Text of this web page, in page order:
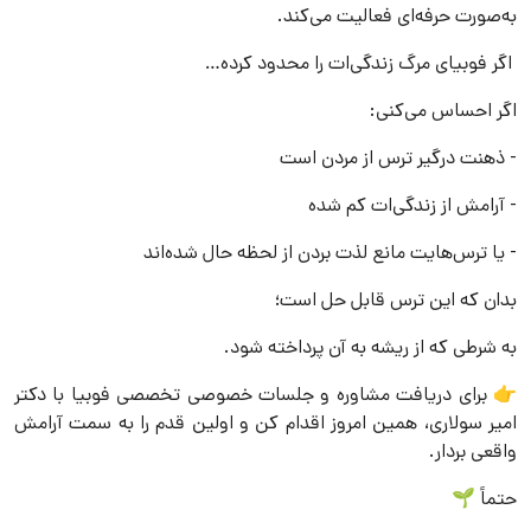
به‌صورت حرفه‌ای فعالیت می‌کند.
اگر فوبیای مرگ زندگی‌ات را محدود کرده…
اگر احساس می‌کنی:
- ذهنت درگیر ترس از مردن است
- آرامش از زندگی‌ات کم شده
- یا ترس‌هایت مانع لذت بردن از لحظه حال شده‌اند
بدان که این ترس قابل حل است؛
به شرطی که از ریشه به آن پرداخته شود.
👉 برای دریافت مشاوره و جلسات خصوصی تخصصی فوبیا با دکتر
امیر سولاری، همین امروز اقدام کن و اولین قدم را به سمت آرامش
واقعی بردار.
حتماً 🌱